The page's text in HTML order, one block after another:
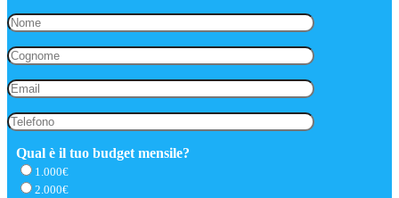
Qual è il tuo budget mensile?
1.000€
2.000€